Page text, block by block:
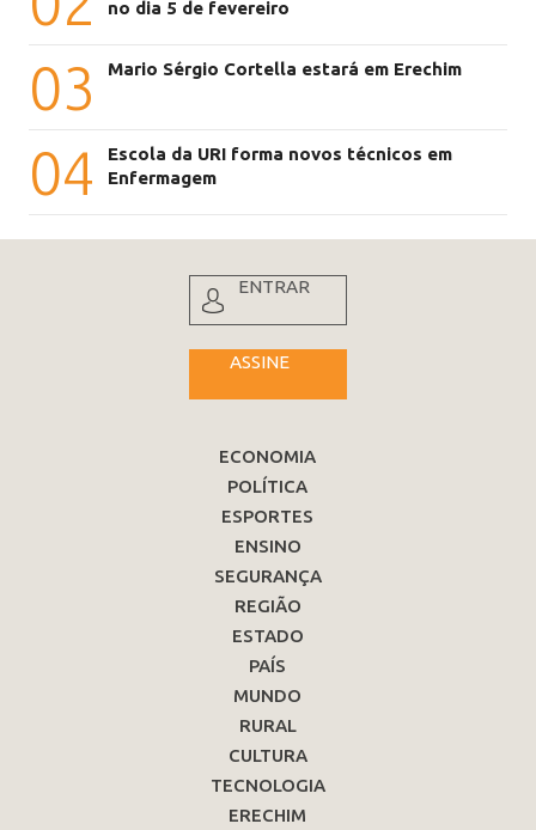
no dia 5 de fevereiro
03 Mario Sérgio Cortella estará em Erechim
04
Escola da URI forma novos técnicos em
Enfermagem
ENTRAR
ASSINE
ECONOMIA
POLÍTICA
ESPORTES
ENSINO
SEGURANÇA
REGIÃO
ESTADO
PAÍS
MUNDO
RURAL
CULTURA
TECNOLOGIA
ERECHIM